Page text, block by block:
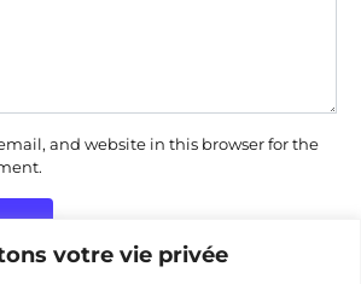
votre vie privée
and website in this browser for the